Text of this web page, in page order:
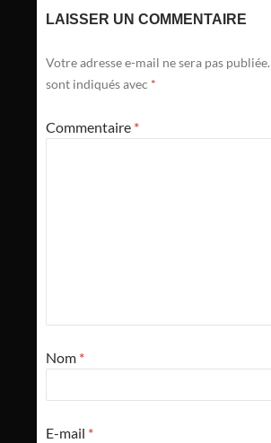
LAISSER UN COMMENTAIRE
Votre adresse e-mail ne sera pas publiée.
sont indiqués avec *
Commentaire *
Nom *
E-mail *